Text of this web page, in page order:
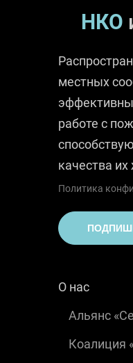
НКО
местных
работе с
качества
Политика
О нас
Альянс
Коалиция